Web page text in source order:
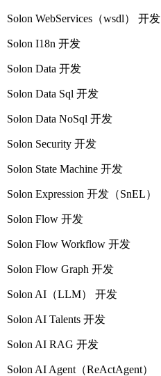
Solon WebServices（wsdl） 开发
Solon I18n 开发
Solon Data 开发
Solon Data Sql 开发
Solon Data NoSql 开发
Solon Security 开发
Solon State Machine 开发
Solon Expression 开发（SnEL）
Solon Flow 开发
Solon Flow Workflow 开发
Solon Flow Graph 开发
Solon AI（LLM） 开发
Solon AI Talents 开发
Solon AI RAG 开发
Solon AI Agent（ReActAgent）